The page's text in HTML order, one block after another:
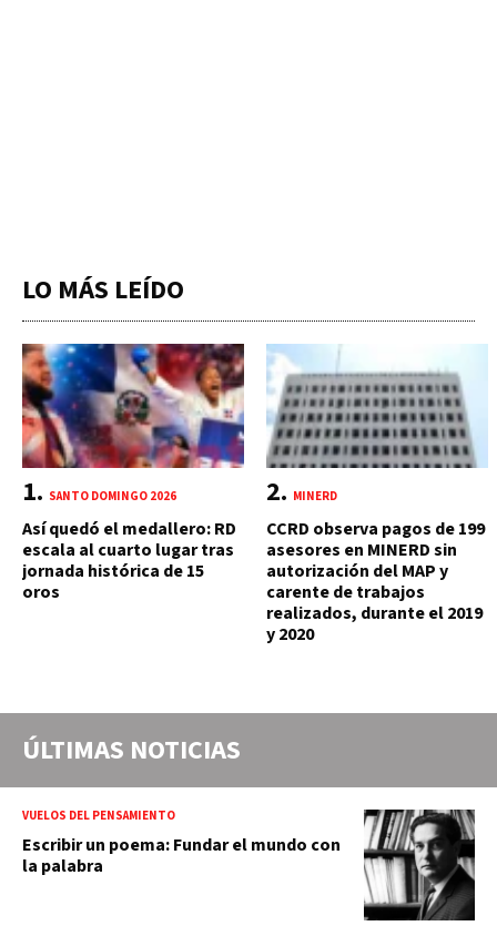
LO MÁS LEÍDO
SANTO DOMINGO 2026
Así quedó el medallero: RD
escala al cuarto lugar tras
jornada histórica de 15
oros
MINERD
CCRD observa pagos de 199
asesores en MINERD sin
autorización del MAP y
carente de trabajos
realizados, durante el 2019
y 2020
ÚLTIMAS NOTICIAS
VUELOS DEL PENSAMIENTO
Escribir un poema: Fundar el mundo con
la palabra